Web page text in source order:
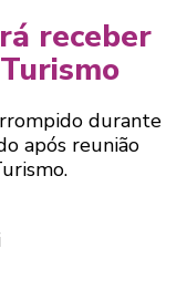
receber
durante
após reunião